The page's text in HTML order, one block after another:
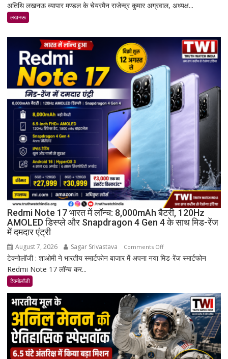
मण्डल
शपथ
अतिथि लखनऊ व्यापार मण्डल के चेयरमैन राजेन्द्र कुमार अग्रवाल, अध्यक्ष...
लखनऊ
Redmi Note 17 भारत में लॉन्च: 8,000mAh बैटरी, 120Hz
AMOLED डिस्प्ले और Snapdragon 4 Gen 4 के साथ मिड-रेंज
में दमदार एंट्री
August 7, 2026 Sagar Srivastava Comments Offon
Redmi
भारत
में
लॉन्च:
8,000mAh
बैटरी,
120Hz
टेक्नोलॉजी : शाओमी ने भारतीय स्मार्टफोन बाजार में अपना नया मिड-रेंज स्मार्टफोन
Redmi Note 17 लॉन्च कर...
टेक्नोलॉजी